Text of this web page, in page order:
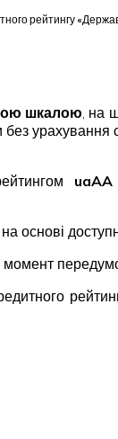
рейтингу
шкалою , на
без
uaAA
основі
момент